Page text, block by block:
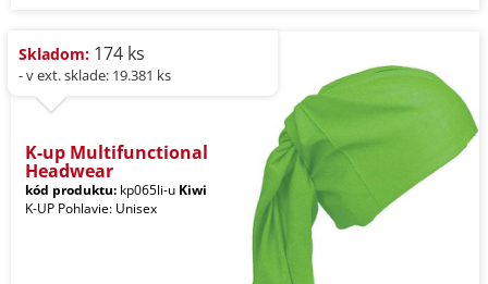
Skladom: 174 ks
- v ext. sklade: 19.381 ks
K-up Multifunctional
Headwear
kód produktu: kp065li-u Kiwi
K-UP Pohlavie: Unisex